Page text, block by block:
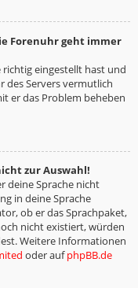
Forenuhr geht immer
richtig eingestellt hast und
des Servers vermutlich
er das Problem beheben
zur Auswahl!
deine Sprache nicht
in deine Sprache
ob er das Sprachpaket,
nicht existiert, würden
Weitere Informationen
oder aufphpBB.de